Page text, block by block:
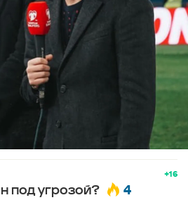
+16
под угрозой? 4